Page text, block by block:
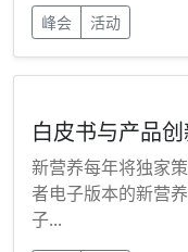
峰会 活动
白皮书与产品
新营养每年将独家
者电子版本的新营
子...